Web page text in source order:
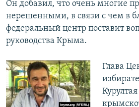
Он добавил, что очень многие
нерешенными, в связи с чем в
федеральный центр поставит
руководства Крыма.
Глава
Курултая